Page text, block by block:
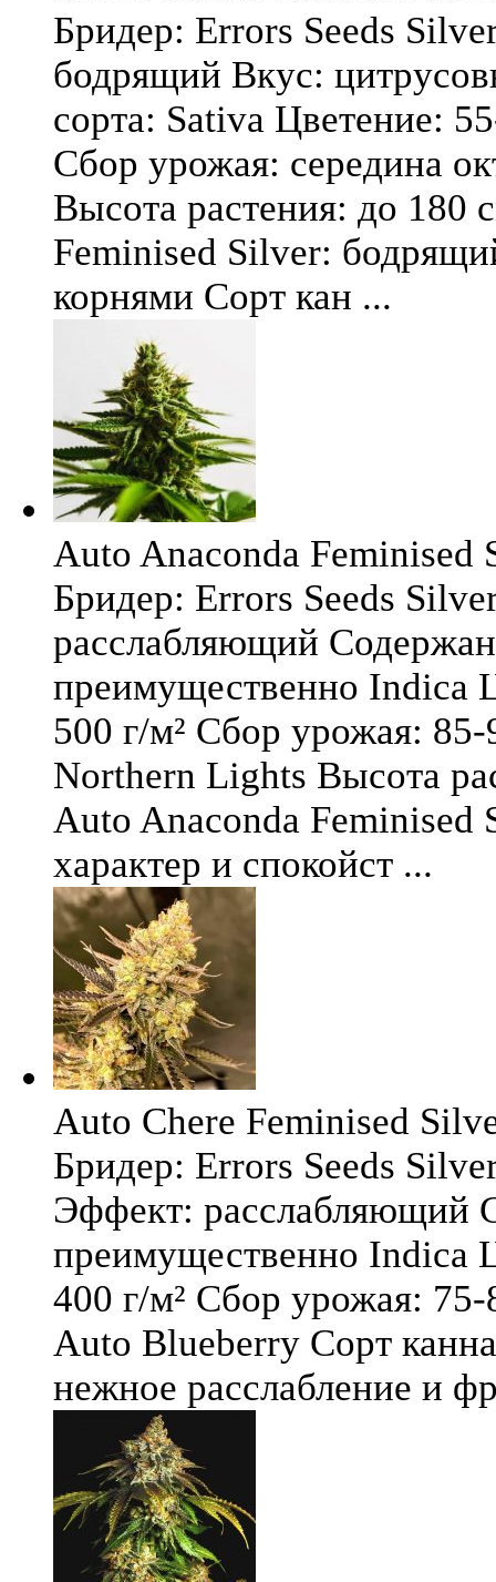
Бридер: Errors Seeds
бодрящий Вкус:
сорта: Sativa Цветение:
Сбор урожая: середина
Высота растения: до 180
Feminised Silver:
корнями Сорт кан ...
Auto Anaconda Feminised
Бридер: Errors Seeds
расслабляющий
преимущественно Indica
500 г/м² Сбор урожая:
Northern Lights Высота
Auto Anaconda
характер и спокойст ...
Auto Chere Feminised
Бридер: Errors Seeds
Эффект: расслабляющий
преимущественно Indica
400 г/м² Сбор урожая:
Auto Blueberry Сорт
нежное расслабление и